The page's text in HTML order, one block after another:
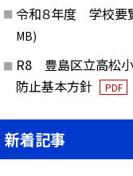
令和８年度 学校要
MB)
R8 豊島区立高松
防止基本方針
PDF
新着記事